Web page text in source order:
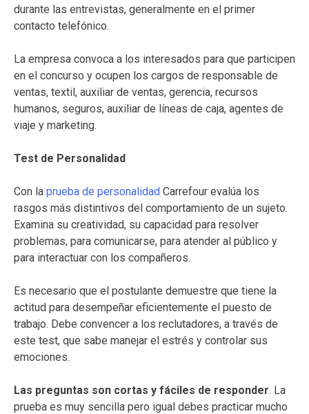
durante las entrevistas, generalmente en el primer
contacto telefónico.
La empresa convoca a los interesados para que participen
en el concurso y ocupen los cargos de responsable de
ventas, textil, auxiliar de ventas, gerencia, recursos
humanos, seguros, auxiliar de líneas de caja, agentes de
viaje y marketing.
Test de Personalidad
Con la prueba de personalidad Carrefour evalúa los
rasgos más distintivos del comportamiento de un sujeto.
Examina su creatividad, su capacidad para resolver
problemas, para comunicarse, para atender al público y
para interactuar con los compañeros.
Es necesario que el postulante demuestre que tiene la
actitud para desempeñar eficientemente el puesto de
trabajo. Debe convencer a los reclutadores, a través de
este test, que sabe manejar el estrés y controlar sus
emociones.
Las preguntas son cortas y fáciles de responder. La
prueba es muy sencilla pero igual debes practicar mucho